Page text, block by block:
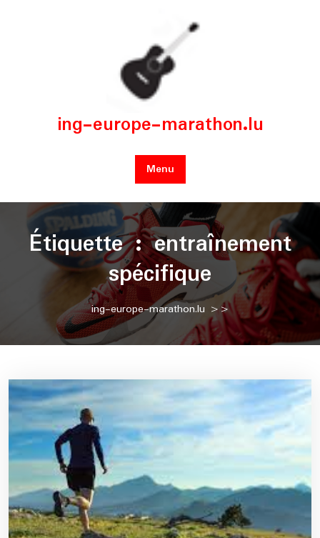
ing-europe-marathon.lu
Menu
Étiquette :entraînement
spécifique
ing-europe-marathon.lu >>